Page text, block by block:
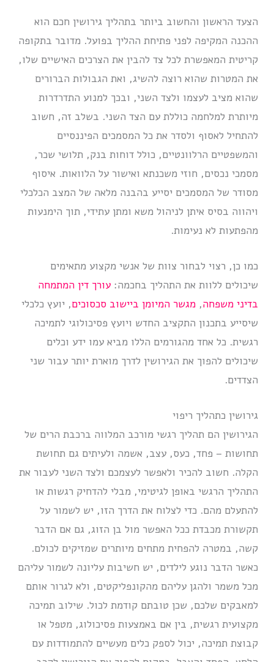
הצעד הראשון והחשוב ביותר בתהליך גירושין חכם הוא
ההכנה המקיפה לפני פתיחת ההליך בפועל. מדובר בתקופה
קריטית המאפשרת לכל צד להבין את הצרכים האישיים שלו,
את המטרות שהוא רוצה להשיג, ואת הגבולות הברורים
שהוא מציב לעצמו ולצד השני, ובכך למנוע התדרדרות
מיותרת למלחמה כוללת עם הצד השני. בשלב זה, חשוב
להתחיל לאסוף ולסדר את כל המסמכים הפיננסיים
והמשפטיים הרלוונטיים, כולל דוחות בנק, תלושי שכר,
מסמכי נכסים, חוזי משכנתא ואישור על הלוואות. איסוף
מסודר של המסמכים יסייע בהבנה מלאה של המצב הכלכלי
ויהווה בסיס איתן לניהול משא ומתן עתידי, תוך הימנעות
מהפתעות לא נעימות.
כמו כן, רצוי לבחור צוות של אנשי מקצוע מתאימים
שיכולים ללוות את התהליך בחכמה:עורך דין המתמחה
בדיני משפחה,מגשר המיומן ביישוב סכסוכים, יועץ כלכלי
שיסייע בתכנון התקציב החדש ויועץ פסיכולוגי לתמיכה
רגשית. כל אחד מהגורמים הללו מביא עמו ידע וכלים
שיכולים להפוך את הגירושין לדרך מוארת יותר עבור שני
הצדדים.
גירושין כתהליך ריפוי
הגירושין הם תהליך רגשי מורכב המלווה ברכבת הרים של
תחושות – פחד, כעס, עצב, אשמה ולעיתים גם תחושת
הקלה. חשוב להכיר ולאפשר לעצמכם ולצד השני לעבור את
התהליך הרגשי באופן לגיטימי, מבלי להדחיק רגשות או
להתעלם מהם. כדי לצלוח את הדרך הזו, יש לשמור על
תקשורת מכבדת ככל האפשר מול בן הזוג, גם אם הדבר
קשה, במטרה להפחית מתחים מיותרים שמזיקים לכולם.
כאשר הדבר נוגע לילדים, יש חשיבות עליונה לשמור עליהם
מכל משמר ולהגן עליהם מהקונפליקטים, ולא לגרור אותם
למאבקים שלכם, שכן טובתם קודמת לכול. שילוב תמיכה
מקצועית רגשית, בין אם באמצעות פסיכולוג, מטפל או
קבוצת תמיכה, יכול לספק כלים מעשיים להתמודדות עם